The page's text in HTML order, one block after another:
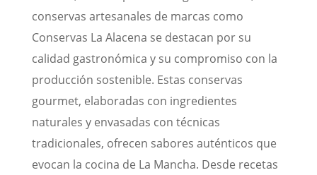
conservas artesanales de marcas como
Conservas La Alacena se destacan por su
calidad gastronómica y su compromiso con la
producción sostenible. Estas conservas
gourmet, elaboradas con ingredientes
naturales y envasadas con técnicas
tradicionales, ofrecen sabores auténticos que
evocan la cocina de La Mancha. Desde recetas